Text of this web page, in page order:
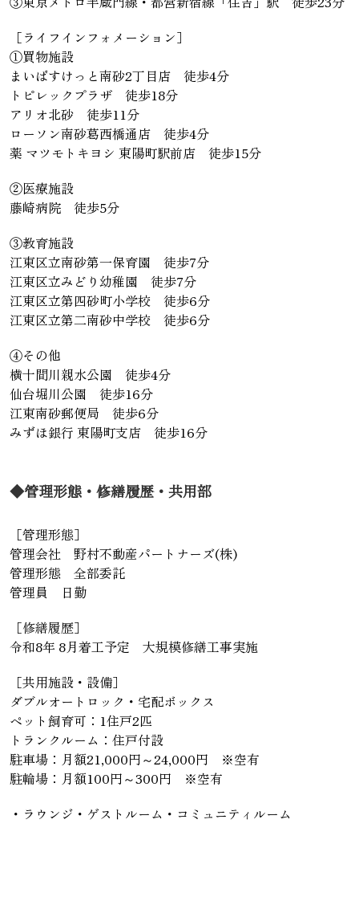
［ライフインフォメーション］
①買物施設
まいばすけっと南砂2丁目店 徒歩4分
トピレックプラザ 徒歩18分
アリオ北砂 徒歩11分
ローソン南砂葛西橋通店 徒歩4分
薬 マツモトキヨシ 東陽町駅前店 徒歩15分
②医療施設
藤崎病院 徒歩5分
③教育施設
江東区立南砂第一保育園 徒歩7分
江東区立みどり幼稚園 徒歩7分
江東区立第四砂町小学校 徒歩6分
江東区立第二南砂中学校 徒歩6分
④その他
横十間川親水公園 徒歩4分
仙台堀川公園 徒歩16分
江東南砂郵便局 徒歩6分
みずほ銀行 東陽町支店 徒歩16分
◆管理形態・修繕履歴・共用部
［管理形態］
管理会社 野村不動産パートナーズ(株)
管理形態 全部委託
管理員 日勤
［修繕履歴］
令和8年 8月着工予定 大規模修繕工事実施
［共用施設・設備］
ダブルオートロック・宅配ボックス
ペット飼育可：1住戸2匹
トランクルーム：住戸付設
駐車場：月額21,000円～24,000円 ※空有
駐輪場：月額100円～300円 ※空有
・ラウンジ・ゲストルーム・コミュニティルーム